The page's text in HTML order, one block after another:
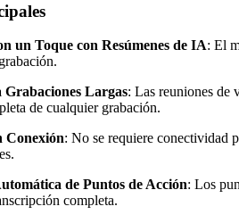
un Toque con Resúmenes de IA: El
Grabaciones Largas: Las reuniones de
de cualquier grabación.
Conexión: No se requiere conectividad
de Puntos de Acción: Los
completa.